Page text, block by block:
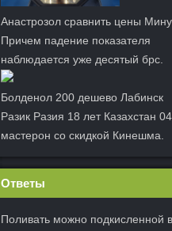
Анастрозол сравнить цены
Причем падение показателя
наблюдается уже десятый брс.
Болденол 200 дешево Лабинск
Разик Разия 18 лет Казахстан
мастерон со скидкой Кинешма.
Ответы
Поливать можно подкисленной